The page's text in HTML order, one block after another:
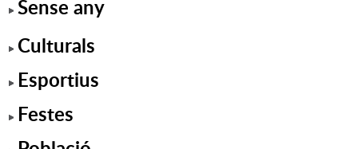
Sense any
Culturals
Esportius
Festes